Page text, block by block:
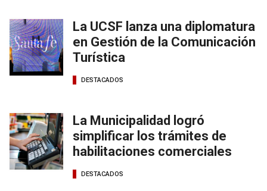
La UCSF lanza una diplomatura
en Gestión de la Comunicación
Turística
DESTACADOS
La Municipalidad logró
simplificar los trámites de
habilitaciones comerciales
DESTACADOS